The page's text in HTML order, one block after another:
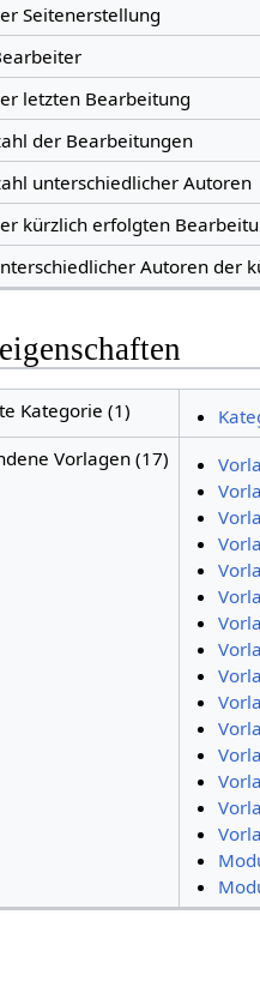
Seitenerstellung
letzten Bearbeitung
der Bearbeitungen
unterschiedlicher Autoren
kürzlich erfolgten
Autoren der
Kategorie (1)
Vorlagen (17)